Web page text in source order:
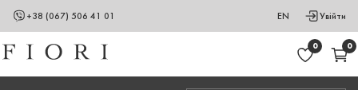
+38 (067) 506 41 01 EN Увійти
0 0